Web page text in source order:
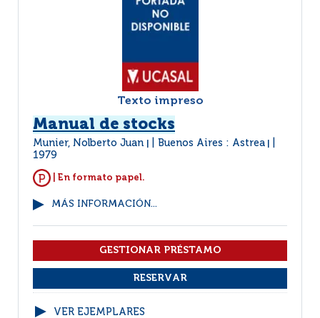
Texto impreso
Manual de stocks
Munier, Nolberto Juan Buenos Aires : Astrea
1979
| En formato papel.
MÁS INFORMACIÓN...
VER EJEMPLARES